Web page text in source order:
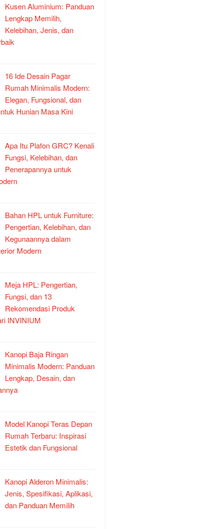
Kusen Aluminium: Panduan
Lengkap Memilih,
Kelebihan, Jenis, dan
16 Ide Desain Pagar
Rumah Minimalis Modern:
Elegan, Fungsional, dan
Hunian Masa Kini
Apa Itu Plafon GRC? Kenali
Fungsi, Kelebihan, dan
Penerapannya untuk
Bahan HPL untuk Furniture:
Pengertian, Kelebihan, dan
Kegunaannya dalam
Modern
Meja HPL: Pengertian,
Fungsi, dan 13
Rekomendasi Produk
INVINIUM
Kanopi Baja Ringan
Minimalis Modern: Panduan
Lengkap, Desain, dan
Model Kanopi Teras Depan
Rumah Terbaru: Inspirasi
Estetik dan Fungsional
Kanopi Alderon Minimalis:
Jenis, Spesifikasi, Aplikasi,
dan Panduan Memilih